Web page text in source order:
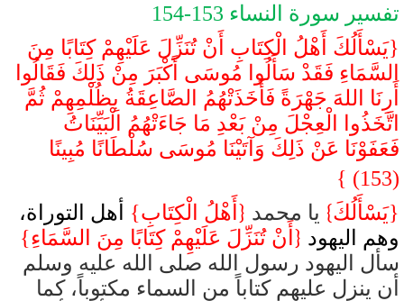
تفسير سورة النساء 153-154
{يَسْأَلُكَ أَهْلُ الْكِتَابِ أَنْ تُنَزِّلَ عَلَيْهِمْ كِتَابًا مِنَ
السَّمَاءِ فَقَدْ سَأَلُوا مُوسَى أَكْبَرَ مِنْ ذَلِكَ فَقَالُوا
أَرِنَا اللهَ جَهْرَةً فَأَخَذَتْهُمُ الصَّاعِقَةُ بِظُلْمِهِمْ ثُمَّ
اتَّخَذُوا الْعِجْلَ مِنْ بَعْدِ مَا جَاءَتْهُمُ الْبَيِّنَاتُ
فَعَفَوْنَا عَنْ ذَلِكَ وَآتَيْنَا مُوسَى سُلْطَانًا مُبِينًا
(153) }
{يَسْأَلُكَ} يا محمد { أَهْلُ الْكِتَابِ}
أهل التوراة،
وهم اليهود { أَنْ تُنَزِّلَ عَلَيْهِمْ كِتَابًا مِنَ السَّمَاءِ}
سأل اليهود رسول الله صلى الله عليه وسلم
أن ينزل عليهم كتاباً من السماء مكتوباً، كما